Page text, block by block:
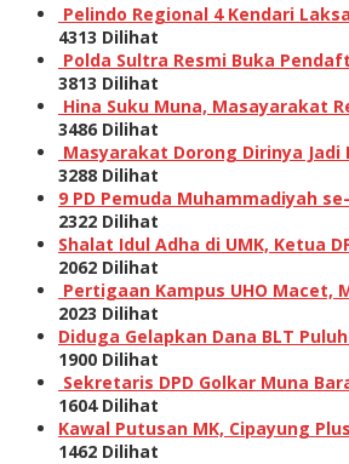
Pelindo Regional 4 Kendari
4313 Dilihat
Polda Sultra Resmi Buka
3813 Dilihat
Hina Suku Muna, Masayarakat
3486 Dilihat
Masyarakat Dorong Dirinya
3288 Dilihat
9 PD Pemuda Muhammadiyah
2322 Dilihat
Shalat Idul Adha di UMK, Ketua
2062 Dilihat
Pertigaan Kampus UHO Macet,
2023 Dilihat
Diduga Gelapkan Dana BLT
1900 Dilihat
Sekretaris DPD Golkar Muna
1604 Dilihat
Kawal Putusan MK, Cipayung
1462 Dilihat